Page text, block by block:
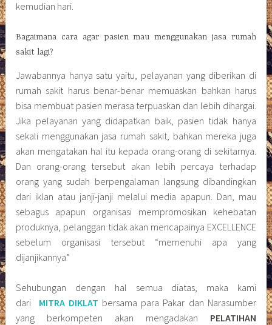
kemudian hari.
Bagaimana cara agar pasien mau menggunakan jasa rumah
sakit lagi?
Jawabannya hanya satu yaitu, pelayanan yang diberikan di
rumah sakit harus benar-benar memuaskan bahkan harus
bisa membuat pasien merasa terpuaskan dan lebih dihargai.
Jika pelayanan yang didapatkan baik, pasien tidak hanya
sekali menggunakan jasa rumah sakit, bahkan mereka juga
akan mengatakan hal itu kepada orang-orang di sekitarnya.
Dan orang-orang tersebut akan lebih percaya terhadap
orang yang sudah berpengalaman langsung dibandingkan
dari iklan atau janji-janji melalui media apapun. Dan, mau
sebagus apapun organisasi mempromosikan kehebatan
produknya, pelanggan tidak akan mencapainya EXCELLENCE
sebelum organisasi tersebut “memenuhi apa yang
dijanjikannya”
Sehubungan dengan hal semua diatas, maka kami
dari MITRA DIKLAT bersama para Pakar dan Narasumber
yang berkompeten akan mengadakan PELATIHAN